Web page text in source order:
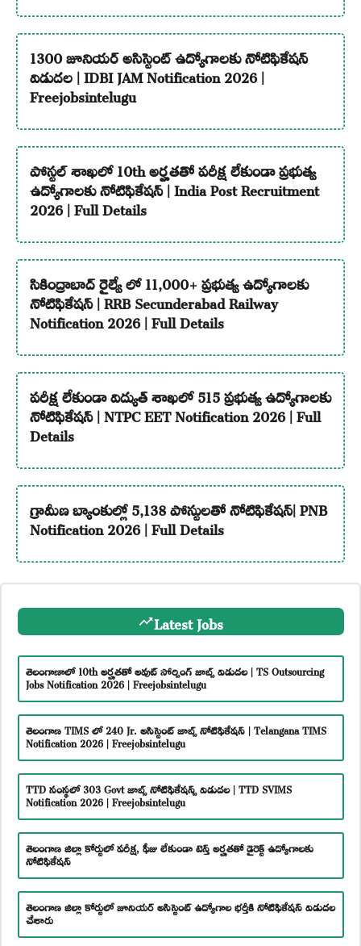
1300 జూనియర్ అసిస్టెంట్ ఉద్యోగాలకు నోటిఫికేషన్
విడుదల | IDBI JAM Notification 2026 |
Freejobsintelugu
పోస్టల్ శాఖలో 10th అర్హతతో పరీక్ష లేకుండా ప్రభుత్వ
ఉద్యోగాలకు నోటిఫికేషన్ | India Post Recruitment
2026 | Full Details
సికింద్రాబాద్ రైల్వే లో 11,000+ ప్రభుత్వ ఉద్యోగాలకు
నోటిఫికేషన్ | RRB Secunderabad Railway
Notification 2026 | Full Details
పరీక్ష లేకుండా విద్యుత్ శాఖలో 515 ప్రభుత్వ ఉద్యోగాలకు
నోటిఫికేషన్ | NTPC EET Notification 2026 | Full
Details
గ్రామీణ బ్యాంకుల్లో 5,138 పోస్టులతో నోటిఫికేషన్| PNB
Notification 2026 | Full Details
Latest Jobs
తెలంగాణాలో 10th అర్హతతో అవుట్ సోర్సింగ్ జాబ్స్ విడుదల | TS Outsourcing
Jobs Notification 2026 | Freejobsintelugu
తెలంగాణ TIMS లో 240 Jr. అసిస్టెంట్ జాబ్స్ నోటిఫికేషన్ | Telangana TIMS
Notification 2026 | Freejobsintelugu
TTD సంస్థలో 303 Govt జాబ్స్ నోటిఫికేషన్స్ విడుదల | TTD SVIMS
Notification 2026 | Freejobsintelugu
తెలంగాణ జిల్లా కోర్టులో పరీక్ష, ఫీజు లేకుండా టెన్త్ అర్హతతో డైరెక్ట్ ఉద్యోగాలకు
నోటిఫికేషన్
తెలంగాణ జిల్లా కోర్టులో జూనియర్ అసిస్టెంట్ ఉద్యోగాల భర్తీకి నోటిఫికేషన్ విడుదల
చేశారు